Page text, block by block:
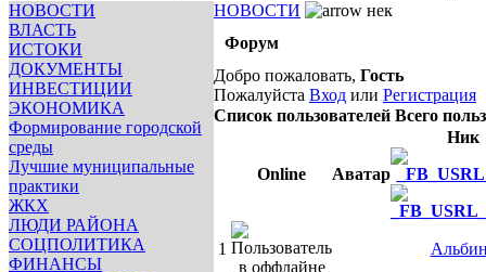
НОВОСТИ
ВЛАСТЬ
ИСТОКИ
ДОКУМЕНТЫ
ИНВЕСТИЦИИ
ЭКОНОМИКА
Формирование городской
среды
Лучшие муниципальные
практики
ЖКХ
ЛЮДИ РАЙОНА
СОЦПОЛИТИКА
ФИНАНСЫ
НОВОСТИ
нек
Форум
Добро пожаловать, Гость
Пожалуйста Вход или Регистрация
Список пользователей Всего
Online Аватар
Ник
1